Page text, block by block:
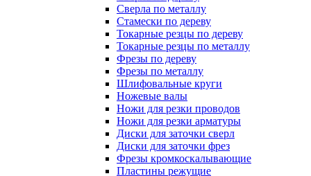
Сверла по металлу
Стамески по дереву
Токарные резцы по дереву
Токарные резцы по металлу
Фрезы по дереву
Фрезы по металлу
Шлифовальные круги
Ножевые валы
Ножи для резки проводов
Ножи для резки арматуры
Диски для заточки сверл
Диски для заточки фрез
Фрезы кромкоскалывающие
Пластины режущие